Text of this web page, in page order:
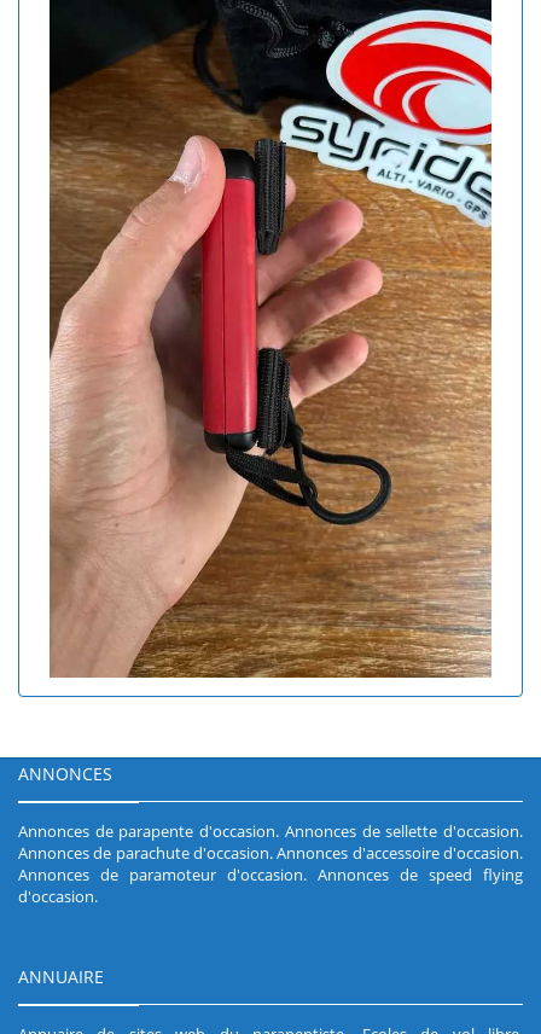
ANNONCES
Annonces de parapente d'occasion. Annonces de sellette d'occasion.
Annonces de parachute d'occasion.Annonces d'accessoire d'occasion.
Annonces de paramoteur d'occasion. Annonces de speed flying
d'occasion.
ANNUAIRE